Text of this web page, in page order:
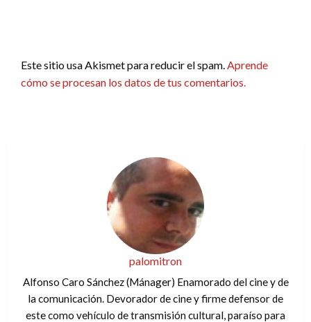
Este sitio usa Akismet para reducir el spam. Aprende
cómo se procesan los datos de tus comentarios.
palomitron
Alfonso Caro Sánchez (Mánager) Enamorado del cine y de
la comunicación. Devorador de cine y firme defensor de
este como vehículo de transmisión cultural, paraíso para